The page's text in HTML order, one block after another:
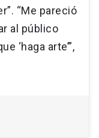
“Me pareció
al público
‘haga arte’”,